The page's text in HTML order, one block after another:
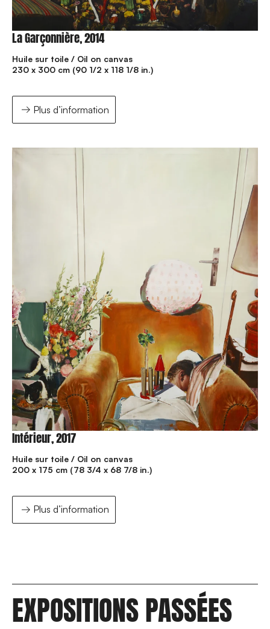
La Garçonnière, 2014
Huile sur toile / Oil on canvas
230 x 300 cm (90 1/2 x 118 1/8 in.)
Plus d’information
Intérieur, 2017
Huile sur toile / Oil on canvas
200 x 175 cm (78 3/4 x 68 7/8 in.)
Plus d’information
EXPOSITIONS PASSÉES